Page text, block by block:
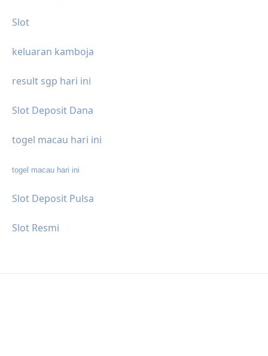
Slot
keluaran kamboja
result sgp hari ini
Slot Deposit Dana
togel macau hari ini
togel macau hari ini
Slot Deposit Pulsa
Slot Resmi